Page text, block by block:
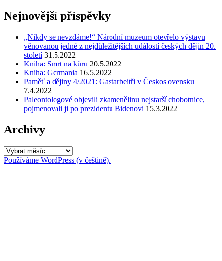
Nejnovější příspěvky
„Nikdy se nevzdáme!“ Národní muzeum otevřelo výstavu
věnovanou jedné z nejdůležitějších událostí českých dějin 20.
století 31.5.2022
Kniha: Smrt na kůru 20.5.2022
Kniha: Germania 16.5.2022
Paměť a dějiny 4/2021: Gastarbeitři v Československu
7.4.2022
Paleontologové objevili zkamenělinu nejstarší chobotnice,
pojmenovali ji po prezidentu Bidenovi 15.3.2022
Archivy
Archivy
Používáme WordPress (v češtině).